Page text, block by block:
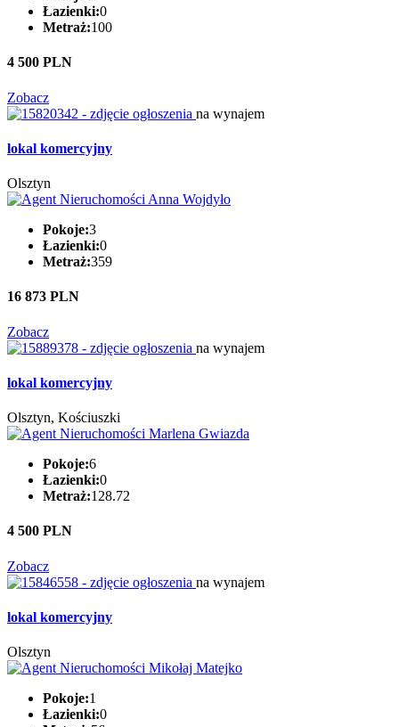
Łazienki:0
Metraż:100
4 500 PLN
Zobacz
na wynajem
lokal komercyjny
Olsztyn
Pokoje:3
Łazienki:0
Metraż:359
16 873 PLN
Zobacz
na wynajem
lokal komercyjny
Olsztyn, Kościuszki
Pokoje:6
Łazienki:0
Metraż:128.72
4 500 PLN
Zobacz
na wynajem
lokal komercyjny
Olsztyn
Pokoje:1
Łazienki:0